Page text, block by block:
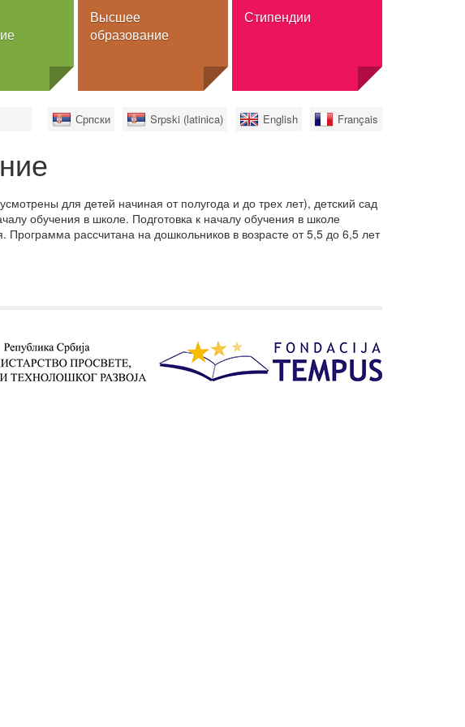
Высшее
образование
Высшая школа
профессионального
образования
Программы
Специальное высшее
образование
Стипендии
Стипендии
Српски Srpski (latinica) English Français
для детей начиная от полугода и до трех лет), детский сад
обучения в школе. Подготовка к началу обучения в школе
рассчитана на дошкольников в возрасте от 5,5 до 6,5 лет